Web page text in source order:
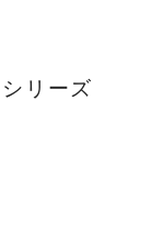
シリーズ